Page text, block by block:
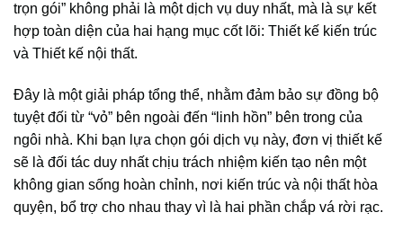
trọn gói” không phải là một dịch vụ duy nhất, mà là sự kết
hợp toàn diện của hai hạng mục cốt lõi: Thiết kế kiến trúc
và Thiết kế nội thất.
Đây là một giải pháp tổng thể, nhằm đảm bảo sự đồng bộ
tuyệt đối từ “vỏ” bên ngoài đến “linh hồn” bên trong của
ngôi nhà. Khi bạn lựa chọn gói dịch vụ này, đơn vị thiết kế
sẽ là đối tác duy nhất chịu trách nhiệm kiến tạo nên một
không gian sống hoàn chỉnh, nơi kiến trúc và nội thất hòa
quyện, bổ trợ cho nhau thay vì là hai phần chắp vá rời rạc.